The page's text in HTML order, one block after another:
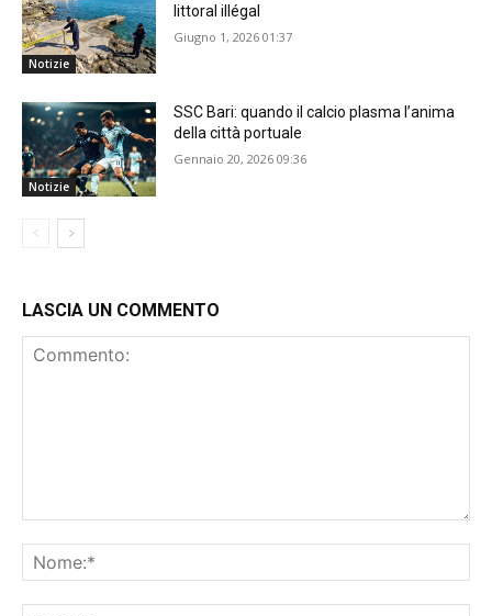
Notizie
littoral illégal
Giugno 1, 2026 01:37
Notizie
SSC Bari: quando il calcio plasma l’anima
della città portuale
Gennaio 20, 2026 09:36
LASCIA UN COMMENTO